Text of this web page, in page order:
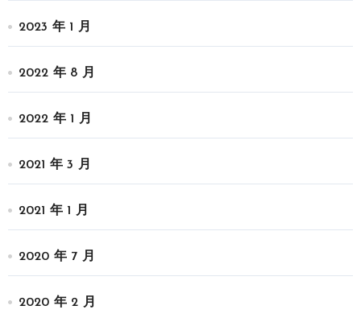
2023 年 1 月
2022 年 8 月
2022 年 1 月
2021 年 3 月
2021 年 1 月
2020 年 7 月
2020 年 2 月